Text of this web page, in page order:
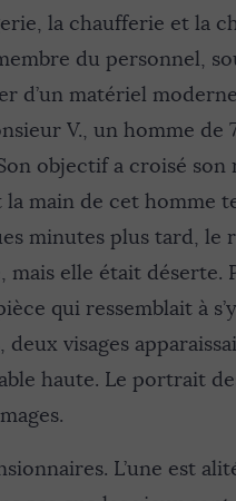
la chaufferie et la
du personnel,
d’un matériel
V., un homme de
objectif a croisé son
main de cet homme
minutes plus tard,
elle était déserte.
qui ressemblait à
visages
haute. Le portrait
L’une est